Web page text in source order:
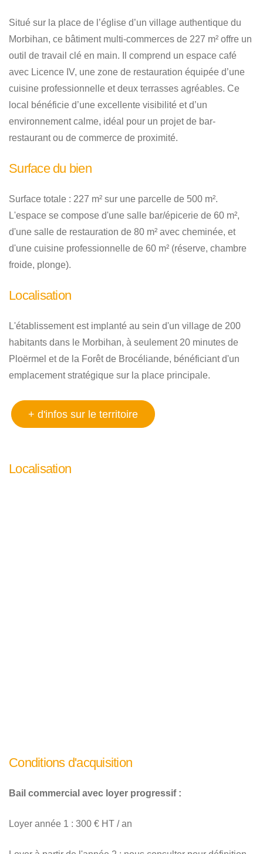
Situé sur la place de l’église d’un village authentique du
Morbihan, ce bâtiment multi-commerces de 227 m² offre un
outil de travail clé en main. Il comprend un espace café
avec Licence IV, une zone de restauration équipée d’une
cuisine professionnelle et deux terrasses agréables. Ce
local bénéficie d’une excellente visibilité et d’un
environnement calme, idéal pour un projet de bar-
restaurant ou de commerce de proximité.
Surface du bien
Surface totale : 227 m² sur une parcelle de 500 m².
L'espace se compose d'une salle bar/épicerie de 60 m²,
d'une salle de restauration de 80 m² avec cheminée, et
d'une cuisine professionnelle de 60 m² (réserve, chambre
froide, plonge).
Localisation
L'établissement est implanté au sein d'un village de 200
habitants dans le Morbihan, à seulement 20 minutes de
Ploërmel et de la Forêt de Brocéliande, bénéficiant d'un
emplacement stratégique sur la place principale.
+ d'infos sur le territoire
Localisation
Conditions d'acquisition
Bail commercial avec loyer progressif :
Loyer année 1 : 300 € HT / an